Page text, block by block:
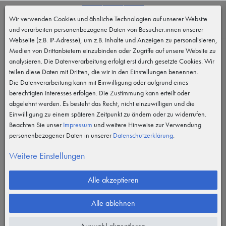
MENÜ
Wir verwenden Cookies und ähnliche Technologien auf unserer Website
und verarbeiten personenbezogene Daten von Besucher:innen unserer
Webseite (z.B. IP-Adresse), um z.B. Inhalte und Anzeigen zu personalisieren,
Medien von Drittanbietern einzubinden oder Zugriffe auf unsere Website zu
analysieren. Die Datenverarbeitung erfolgt erst durch gesetzte Cookies. Wir
teilen diese Daten mit Dritten, die wir in den Einstellungen benennen.
Die Datenverarbeitung kann mit Einwilligung oder aufgrund eines
berechtigten Interesses erfolgen. Die Zustimmung kann erteilt oder
abgelehnt werden. Es besteht das Recht, nicht einzuwilligen und die
Einwilligung zu einem späteren Zeitpunkt zu ändern oder zu widerrufen.
Beachten Sie unser Impressum und weitere Hinweise zur Verwendung
personenbezogener Daten in unserer Daten­schutz­erklärung.
Weitere Einstellungen
Alle akzeptieren
Alle ablehnen